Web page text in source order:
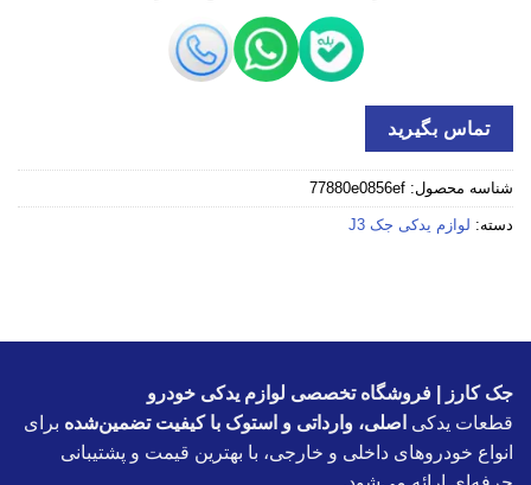
تماس بگیرید
شناسه محصول: 77880e0856ef
دسته: لوازم یدکی جک J3
جک کارز | فروشگاه تخصصی لوازم یدکی خودرو
قطعات یدکی اصلی، وارداتی و استوک با کیفیت تضمین‌شده برای
انواع خودروهای داخلی و خارجی، با بهترین قیمت و پشتیبانی